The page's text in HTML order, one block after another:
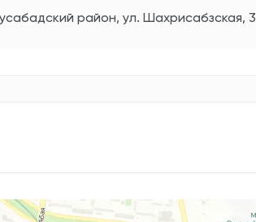
район, ул. Шахрисабзская, 3